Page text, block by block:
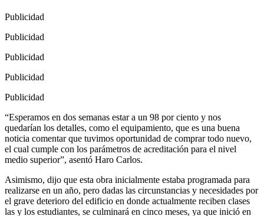
Publicidad
Publicidad
Publicidad
Publicidad
Publicidad
“Esperamos en dos semanas estar a un 98 por ciento y nos
quedarían los detalles, como el equipamiento, que es una buena
noticia comentar que tuvimos oportunidad de comprar todo nuevo,
el cual cumple con los parámetros de acreditación para el nivel
medio superior”, asentó Haro Carlos.
Asimismo, dijo que esta obra inicialmente estaba programada para
realizarse en un año, pero dadas las circunstancias y necesidades por
el grave deterioro del edificio en donde actualmente reciben clases
las y los estudiantes, se culminará en cinco meses, ya que inició en